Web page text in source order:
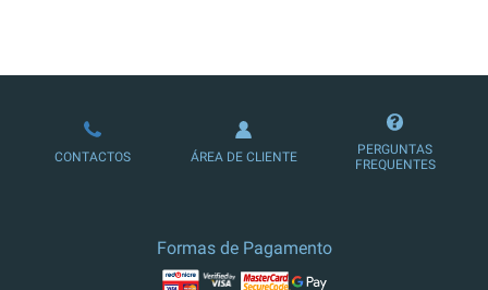
LOJA DE ASSINATURAS
CONTACTOS ÁREA DE CLIENTE
PERGUNTAS
FREQUENTES
Formas de Pagamento